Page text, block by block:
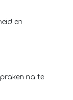
en
na te